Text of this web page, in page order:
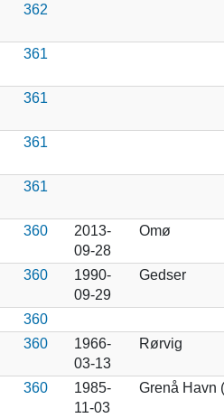
362
361
361
361
361
360
2013-
09-28
Omø
360
1990-
09-29
Gedser
360
360
1966-
03-13
Rørvig
360
1985-
11-03
Grenå Havn